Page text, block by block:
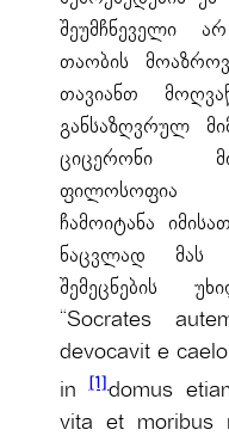
შეუმჩნეველი
თაობის
თავიანთ
განსაზღვრულ
ციცერონი
ფილოსოფია
ჩამოიტანა
ნაცვლად მას
შემეცნების
“Socrates
devocavit e
in [1] domus
vita et moribus